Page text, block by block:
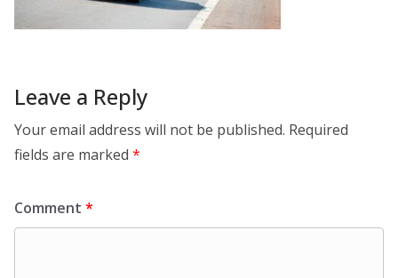
Leave a Reply
Your email address will not be published. Required
fields are marked *
Comment *